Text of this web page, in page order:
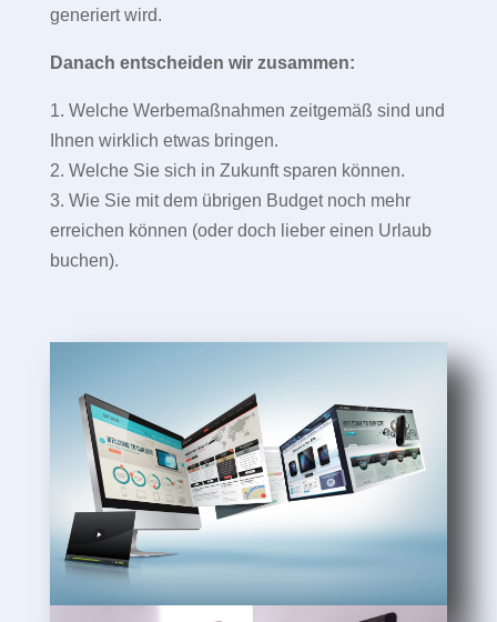
generiert wird.
Danach entscheiden wir zusammen:
1. Welche Werbemaßnahmen zeitgemäß sind und
Ihnen wirklich etwas bringen.
2. Welche Sie sich in Zukunft sparen können.
3. Wie Sie mit dem übrigen Budget noch mehr
erreichen können (oder doch lieber einen Urlaub
buchen).